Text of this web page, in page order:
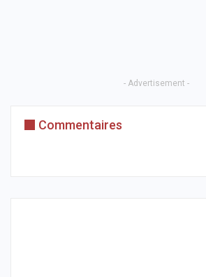
- Advertisement -
Commentaires